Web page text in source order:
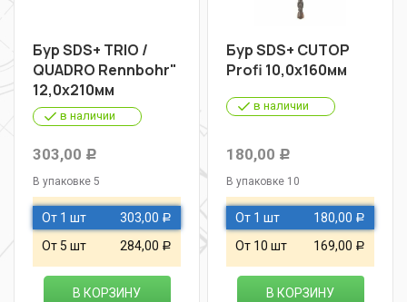
Бур SDS+ TRIO /
QUADRO Rennbohr"
12,0х210мм
в наличии
303,00 Р
В упаковке 5
От 1 шт 303,00 Р
От 5 шт 284,00 Р
В КОРЗИНУ
Бур SDS+ CUTOP
Profi 10,0х160мм
в наличии
180,00 Р
В упаковке 10
От 1 шт 180,00 Р
От 10 шт 169,00 Р
В КОРЗИНУ